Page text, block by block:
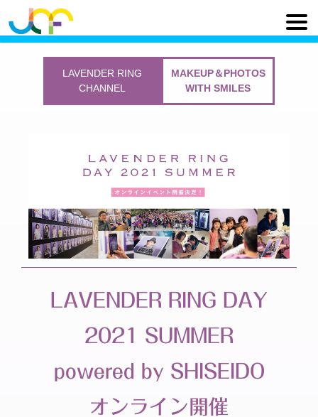
LAVENDER RING
CHANNEL
MAKEUP＆PHOTOS
WITH SMILES
LAVENDER RING DAY
2021 SUMMER
powered by SHISEIDO
オンライン開催